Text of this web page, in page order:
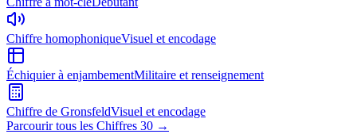
Chiffre homophoniqueVisuel et encodage
Échiquier à enjambementMilitaire et renseignement
Chiffre de GronsfeldVisuel et encodage
Parcourir tous les Chiffres 30 →